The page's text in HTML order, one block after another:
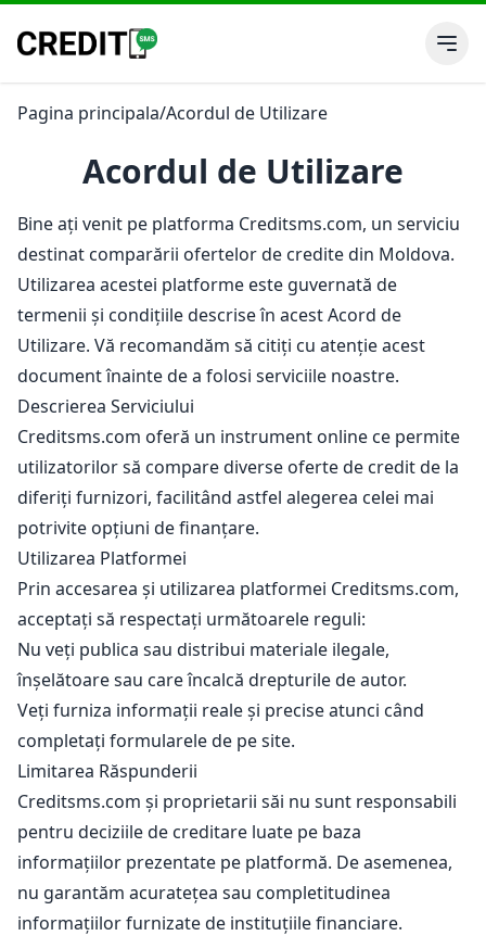
Pagina principala/Acordul de Utilizare
Acordul de Utilizare
Bine ați venit pe platforma Creditsms.com, un serviciu
destinat comparării ofertelor de credite din Moldova.
Utilizarea acestei platforme este guvernată de
termenii și condițiile descrise în acest Acord de
Utilizare. Vă recomandăm să citiți cu atenție acest
document înainte de a folosi serviciile noastre.
Descrierea Serviciului
Creditsms.com oferă un instrument online ce permite
utilizatorilor să compare diverse oferte de credit de la
diferiți furnizori, facilitând astfel alegerea celei mai
potrivite opțiuni de finanțare.
Utilizarea Platformei
Prin accesarea și utilizarea platformei Creditsms.com,
acceptați să respectați următoarele reguli:
Nu veți publica sau distribui materiale ilegale,
înșelătoare sau care încalcă drepturile de autor.
Veți furniza informații reale și precise atunci când
completați formularele de pe site.
Limitarea Răspunderii
Creditsms.com și proprietarii săi nu sunt responsabili
pentru deciziile de creditare luate pe baza
informațiilor prezentate pe platformă. De asemenea,
nu garantăm acuratețea sau completitudinea
informațiilor furnizate de instituțiile financiare.